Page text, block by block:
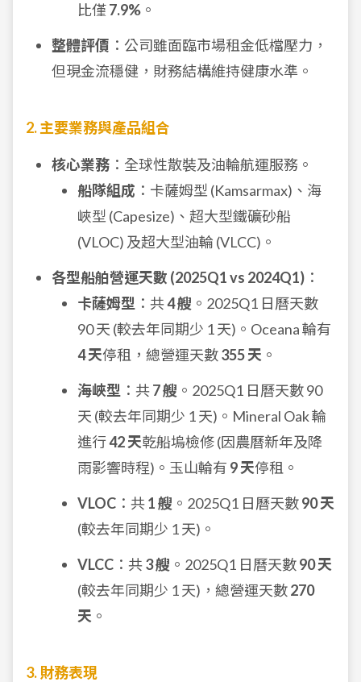
比僅7.9% 。
整體評價 ：公司雖面臨市場租金低檔壓力，
但現金流穩健，財務結構維持健康水準。
2. 主要業務與產品組合
核心業務 ：全球性散裝及油輪航運服務。
船隊組成 ：卡薩姆型 (Kamsarmax)、海
峽型 (Capesize)、超大型鐵礦砂船
(VLOC) 及超大型油輪 (VLCC)。
各型船舶營運天數 (2025Q1 vs 2024Q1) ：
卡薩姆型 ：共4 艘 。2025Q1 日曆天數
90 天 (較去年同期少 1 天)。Oceana 輪有
4 天停租，總營運天數355 天 。
海峽型 ：共7 艘 。2025Q1 日曆天數 90
天 (較去年同期少 1 天)。Mineral Oak 輪
進行42 天乾船塢檢修 (因農曆新年及降
雨影響時程)。玉山輪有 9 天停租。
VLOC ：共1 艘 。2025Q1 日曆天數90 天
(較去年同期少 1 天)。
VLCC ：共3 艘 。2025Q1 日曆天數90 天
(較去年同期少 1 天)，總營運天數270
天 。
3. 財務表現